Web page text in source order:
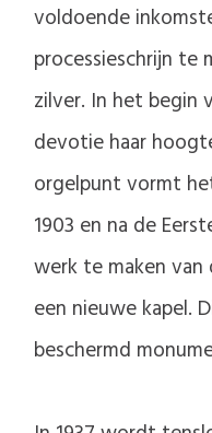
voldoende
processieschrijn te
zilver. In het begin
devotie haar
orgelpunt vormt
1903 en na de
werk te maken
een nieuwe kapel.
beschermd